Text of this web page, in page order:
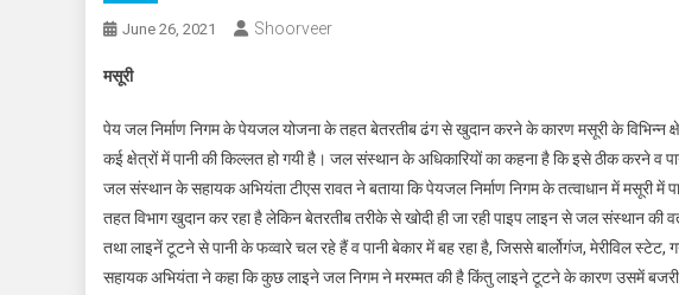
June 26, 2021 Shoorveer
मसूरी
पेय जल निर्माण निगम के पेयजल योजना के तहत बेतरतीब ढंग से खुदान करने के कारण मसूरी के विभिन्न
कई क्षेत्रों में पानी की किल्लत हो गयी है। जल संस्थान के अधिकारियों का कहना है कि इसे ठीक करने व
जल संस्थान के सहायक अभियंता टीएस रावत ने बताया कि पेयजल निर्माण निगम के तत्वाधान में मसूरी में
तहत विभाग खुदान कर रहा है लेकिन बेतरतीब तरीके से खोदी ही जा रही पाइप लाइन से जल संस्थान की
तथा लाइनें टूटने से पानी के फव्वारे चल रहे हैं व पानी बेकार में बह रहा है, जिससे बार्लोगंज, मेरीविल
सहायक अभियंता ने कहा कि कुछ लाइने जल निगम ने मरम्मत की है किंतु लाइने टूटने के कारण उसमें बजरी